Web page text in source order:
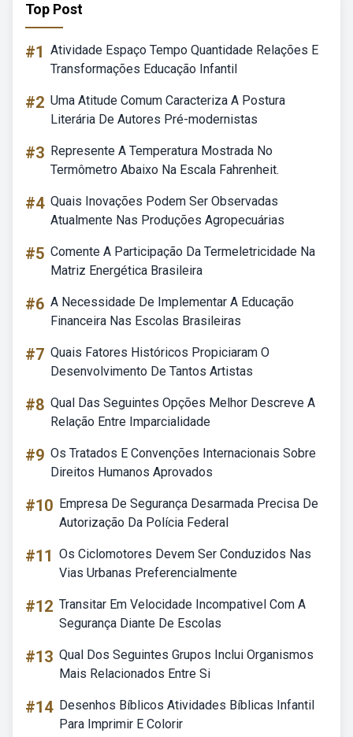
Top Post
#1 Atividade Espaço Tempo Quantidade Relações E
Transformações Educação Infantil
#2 Uma Atitude Comum Caracteriza A Postura
Literária De Autores Pré-modernistas
#3 Represente A Temperatura Mostrada No
Termômetro Abaixo Na Escala Fahrenheit.
#4 Quais Inovações Podem Ser Observadas
Atualmente Nas Produções Agropecuárias
#5 Comente A Participação Da Termeletricidade Na
Matriz Energética Brasileira
#6 A Necessidade De Implementar A Educação
Financeira Nas Escolas Brasileiras
#7 Quais Fatores Históricos Propiciaram O
Desenvolvimento De Tantos Artistas
#8 Qual Das Seguintes Opções Melhor Descreve A
Relação Entre Imparcialidade
#9 Os Tratados E Convenções Internacionais Sobre
Direitos Humanos Aprovados
#10 Empresa De Segurança Desarmada Precisa De
Autorização Da Polícia Federal
#11 Os Ciclomotores Devem Ser Conduzidos Nas
Vias Urbanas Preferencialmente
#12 Transitar Em Velocidade Incompativel Com A
Segurança Diante De Escolas
#13 Qual Dos Seguintes Grupos Inclui Organismos
Mais Relacionados Entre Si
#14 Desenhos Bíblicos Atividades Bíblicas Infantil
Para Imprimir E Colorir